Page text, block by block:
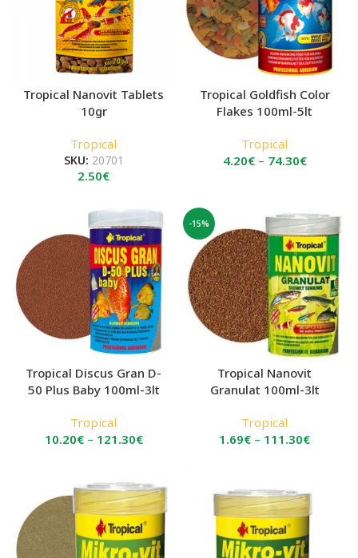
Tropical Nanovit Tablets
10gr
Tropical
SKU: 20701
2.50€
Tropical Goldfish Color
Flakes 100ml-5lt
Tropical
4.20€ – 74.30€Price
74.30€
Tropical Discus Gran D-
50 Plus Baby 100ml-3lt
Tropical
10.20€ – 121.30€Price
through
121.30€
-15%
Tropical Nanovit
Granulat 100ml-3lt
Tropical
1.69€ – 111.30€Price